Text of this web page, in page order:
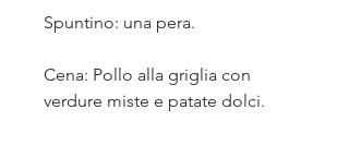
Spuntino: una pera.
Cena: Pollo alla griglia con
verdure miste e patate dolci.